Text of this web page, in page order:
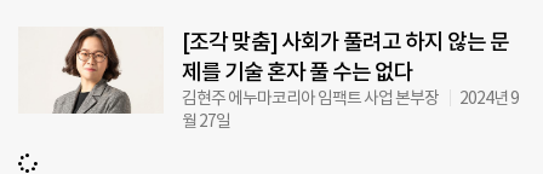
[조각 맞춤] 사회가 풀려고 하지 않는 문
제를 기술 혼자 풀 수는 없다
김현주 에누마코리아 임팩트 사업 본부장
2024년 9
월 27일